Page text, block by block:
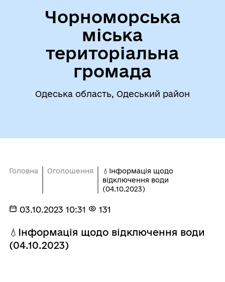
Чорноморська
міська
територіальна
громада
Одеська область, Одеський район
Головна Оголошення
💧Інформація щодо
відключення води
(04.10.2023)
03.10.2023 10:31 131
💧Інформація щодо відключення води
(04.10.2023)